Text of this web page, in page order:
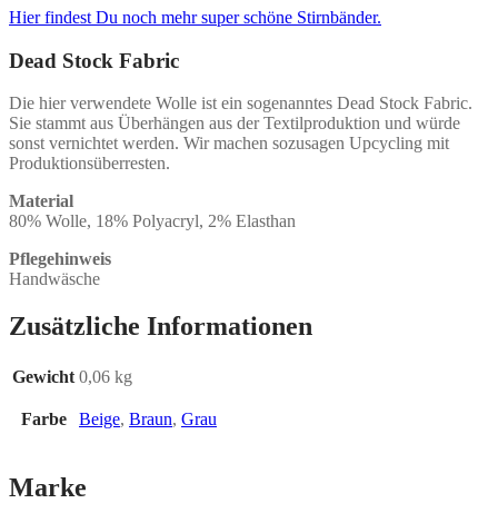
Hier findest Du noch mehr super schöne Stirnbänder.
Dead Stock Fabric
Die hier verwendete Wolle ist ein sogenanntes Dead Stock Fabric.
Sie stammt aus Überhängen aus der Textilproduktion und würde
sonst vernichtet werden. Wir machen sozusagen Upcycling mit
Produktionsüberresten.
Material
80% Wolle, 18% Polyacryl, 2% Elasthan
Pflegehinweis
Handwäsche
Zusätzliche Informationen
Gewicht 0,06 kg
Farbe Beige, Braun, Grau
Marke